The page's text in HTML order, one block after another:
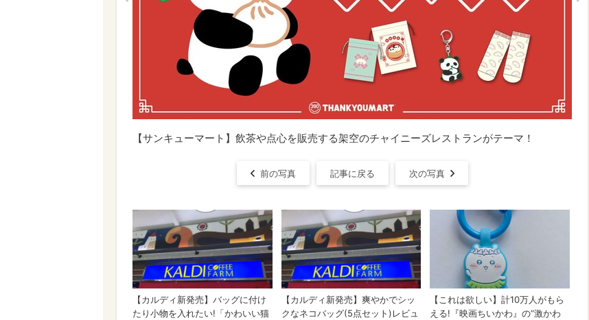
【サンキューマート】飲茶や点心を販売する架空のチャイニーズレストランがテーマ！
前の写真 記事に戻る 次の写真